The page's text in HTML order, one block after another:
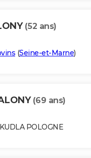
(52 ans)
(Seine-et-Marne)
(69 ans)
POLOGNE